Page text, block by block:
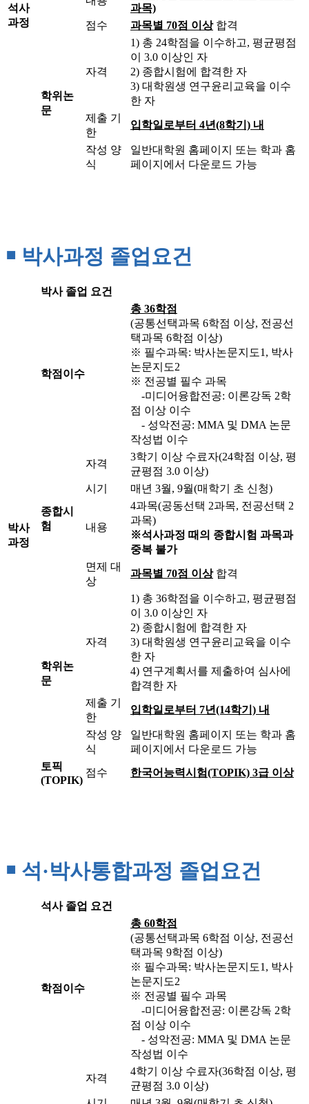
석사
과정
과목)
점수
과목별 70점 이상합격
학위논
문
자격
1) 총 24학점을 이수하고, 평균평점
이 3.0 이상인 자
2) 종합시험에 합격한 자
3) 대학원생 연구윤리교육을 이수
한 자
제출 기
한
입학일로부터 4년(8학기) 내
작성 양
식
일반대학원 홈페이지 또는 학과 홈
페이지에서 다운로드 가능
￭ 박사과정 졸업요건
박사
과정
박사 졸업 요건
학점이수
총 36학점
(공통선택과목 6학점 이상, 전공선
택과목 6학점 이상)
※ 필수과목: 박사논문지도1, 박사
논문지도2
※ 전공별 필수 과목
-미디어융합전공: 이론강독 2학
점 이상 이수
- 성악전공: MMA 및 DMA 논문
작성법 이수
종합시
험
자격
3학기 이상 수료자(24학점 이상, 평
균평점 3.0 이상)
시기
매년 3월, 9월(매학기 초 신청)
내용
4과목(공동선택 2과목, 전공선택 2
과목)
※석사과정 때의 종합시험 과목과
중복 불가
면제 대
상
과목별 70점 이상합격
학위논
문
자격
1) 총 36학점을 이수하고, 평균평점
이 3.0 이상인 자
2) 종합시험에 합격한 자
3) 대학원생 연구윤리교육을 이수
한 자
4) 연구계획서를 제출하여 심사에
합격한 자
제출 기
한
입학일로부터 7년(14학기) 내
작성 양
식
일반대학원 홈페이지 또는 학과 홈
페이지에서 다운로드 가능
토픽
(TOPIK)
점수 한국어능력시험(TOPIK) 3급 이상
￭ 석·박사통합과정 졸업요건
석사 졸업 요건
학점이수
총 60학점
(공통선택과목 6학점 이상, 전공선
택과목 9학점 이상)
※ 필수과목: 박사논문지도1, 박사
논문지도2
※ 전공별 필수 과목
-미디어융합전공: 이론강독 2학
점 이상 이수
- 성악전공: MMA 및 DMA 논문
작성법 이수
자격
4학기 이상 수료자(36학점 이상, 평
균평점 3.0 이상)